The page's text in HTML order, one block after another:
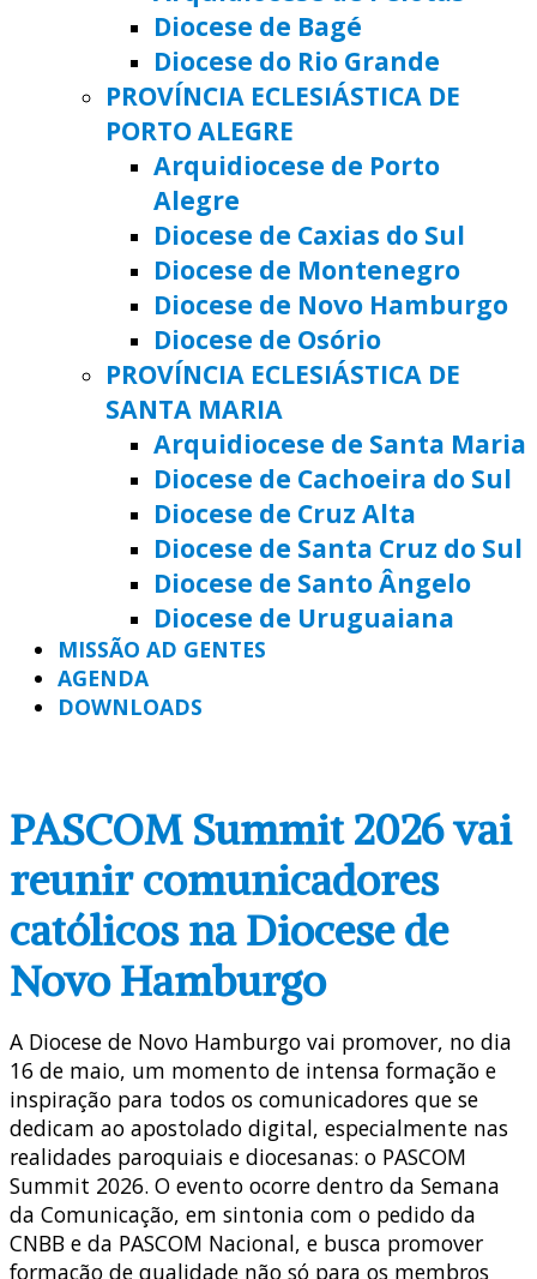
Diocese de Bagé
Diocese do Rio Grande
PROVÍNCIA ECLESIÁSTICA DE
PORTO ALEGRE
Arquidiocese de Porto
Alegre
Diocese de Caxias do Sul
Diocese de Montenegro
Diocese de Novo Hamburgo
Diocese de Osório
PROVÍNCIA ECLESIÁSTICA DE
SANTA MARIA
Arquidiocese de Santa Maria
Diocese de Cachoeira do Sul
Diocese de Cruz Alta
Diocese de Santa Cruz do Sul
Diocese de Santo Ângelo
Diocese de Uruguaiana
MISSÃO AD GENTES
AGENDA
DOWNLOADS
PASCOM Summit 2026 vai
reunir comunicadores
católicos na Diocese de
Novo Hamburgo
A Diocese de Novo Hamburgo vai promover, no dia
16 de maio, um momento de intensa formação e
inspiração para todos os comunicadores que se
dedicam ao apostolado digital, especialmente nas
realidades paroquiais e diocesanas: o PASCOM
Summit 2026. O evento ocorre dentro da Semana
da Comunicação, em sintonia com o pedido da
CNBB e da PASCOM Nacional, e busca promover
formação de qualidade não só para os membros